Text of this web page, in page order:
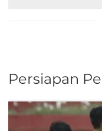
Persiapan